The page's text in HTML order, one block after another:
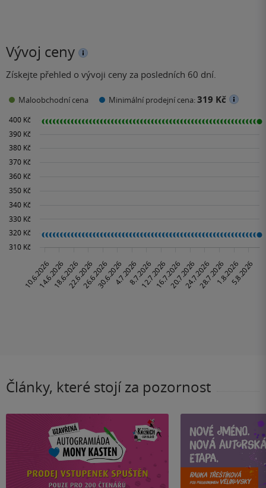
Vývoj ceny
Získejte přehled o vývoji ceny za posledních 60 dní.
Maloobchodní cena Minimální prodejní cena:319 Kč
Články, které stojí za pozornost